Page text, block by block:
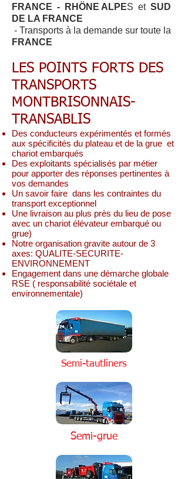
FRANCE -
RHÖNE ALPES et SUD
DE LA FRANCE
- Transports à la demande sur toute la
FRANCE
LES POINTS FORTS DES
TRANSPORTS
MONTBRISONNAIS-
TRANSABLIS
Des conducteurs expérimentés et formés
aux spécificités du plateau et de la grue et
chariot embarqués
Des exploitants spécialisés par métier
pour apporter des réponses pertinentes à
vos demandes
Un savoir faire dans les contraintes du
transport exceptionnel
Une livraison au plus près du lieu de pose
avec un chariot élévateur embarqué ou
grue)
Notre organisation gravite autour de 3
axes: QUALITE-SECURITE-
ENVIRONNEMENT
Engagement dans une démarche globale
RSE ( responsabilité sociétale et
environnementale)
Semi-tautliners
Semi-grue